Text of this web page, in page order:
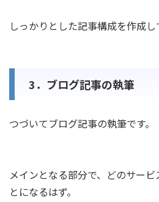
しっかりとした記事構成を作成し
3．ブログ記事の執筆
つづいてブログ記事の執筆です。
メインとなる部分で、どのサー
とになるはず。